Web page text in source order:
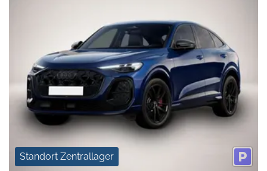
Standort Zentrallager